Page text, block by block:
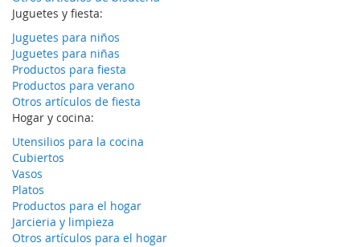
Juguetes y fiesta:
Juguetes para niños
Juguetes para niñas
Productos para fiesta
Productos para verano
Otros artículos de fiesta
Hogar y cocina:
Utensilios para la cocina
Cubiertos
Vasos
Platos
Productos para el hogar
Jarcieria y limpieza
Otros artículos para el hogar